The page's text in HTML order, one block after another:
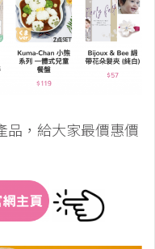
品，給大家最價惠價